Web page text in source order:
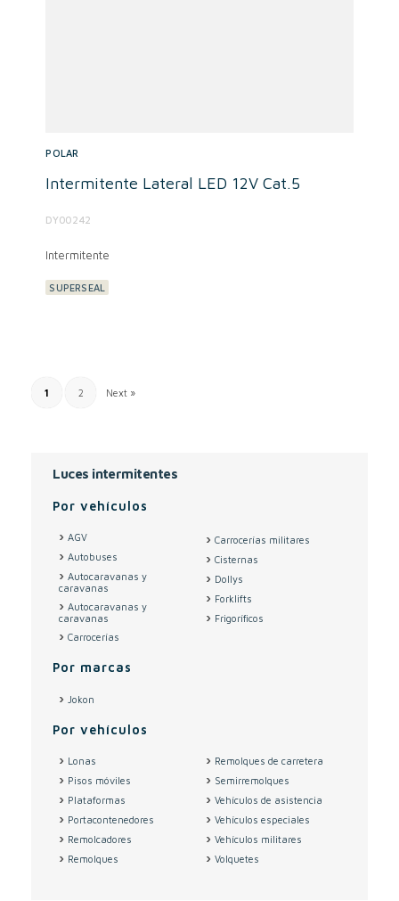
Luces intermitentes
Por vehículos
AGV
Autobuses
Autocaravanas y
caravanas
Autocaravanas y
caravanas
Carrocerías
Carrocerías militares
Cisternas
Dollys
Forklifts
Frigoríficos
Por marcas
Jokon
Por vehículos
Lonas
Pisos móviles
Plataformas
Portacontenedores
Remolcadores
Remolques
Remolques de carretera
Semirremolques
Vehículos de asistencia
Vehículos especiales
Vehículos militares
Volquetes
POLAR
Intermitente Lateral LED 12V Cat.5
DY00242
Intermitente
SUPERSEAL
1 2 Next »